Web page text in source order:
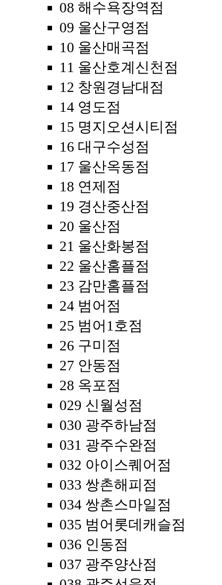
08 해수욕장역점
09 울산구영점
10 울산매곡점
11 울산호계신천점
12 창원경남대점
14 영도점
15 명지오션시티점
16 대구수성점
17 울산옥동점
18 연제점
19 경산중산점
20 울산점
21 울산화봉점
22 울산홈플점
23 감만홈플점
24 범어점
25 범어1호점
26 구미점
27 안동점
28 옥포점
029 신월성점
030 광주하남점
031 광주수완점
032 아이스퀘어점
033 쌍촌해피점
034 쌍촌스마일점
035 범어롯데캐슬점
036 인동점
037 광주양산점